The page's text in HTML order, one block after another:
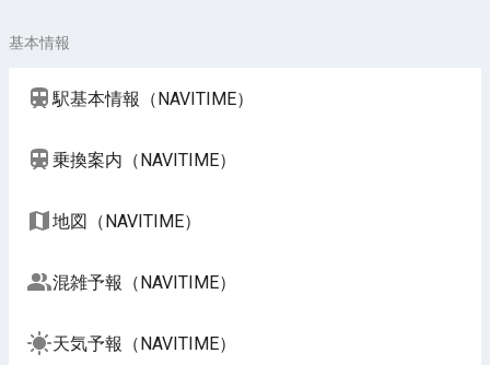
基本情報
駅基本情報（NAVITIME）
乗換案内（NAVITIME）
地図（NAVITIME）
混雑予報（NAVITIME）
天気予報（NAVITIME）